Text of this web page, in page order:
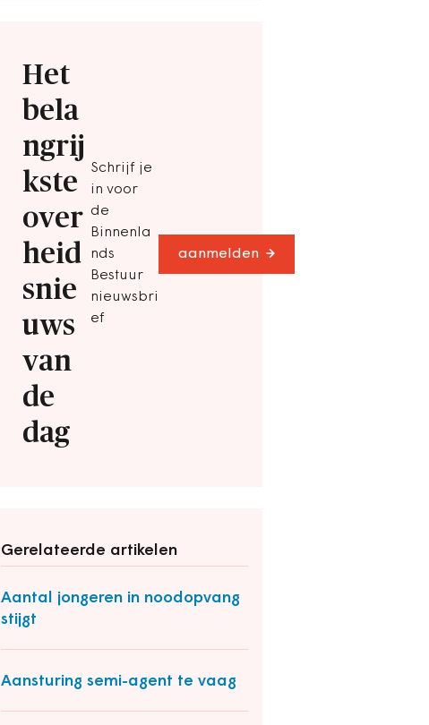
Het
bela
ngrij
kste
over
heid
snie
uws
van
de
dag
Schrijf je
in voor
de
Binnenla
nds
Bestuur
nieuwsbri
ef
aanmelden
Gerelateerde artikelen
Aantal jongeren in noodopvang
stijgt
Aansturing semi-agent te vaag